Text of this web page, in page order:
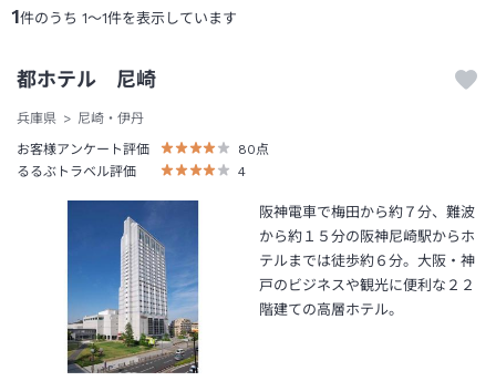
1件のうち 1～1件を表示しています
都ホテル 尼崎
兵庫県
尼崎・伊丹
お客様アンケート評価
80 点
るるぶトラベル評価
4
阪神電車で梅田から約７分、難波
から約１５分の阪神尼崎駅からホ
テルまでは徒歩約６分。大阪・神
戸のビジネスや観光に便利な２２
階建ての高層ホテル。